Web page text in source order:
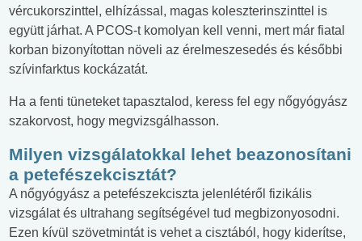
vércukorszinttel, elhízással, magas koleszterinszinttel is
együtt járhat. A PCOS-t komolyan kell venni, mert már fiatal
korban bizonyítottan növeli az érelmeszesedés és későbbi
szívinfarktus kockázatát.
Ha a fenti tüneteket tapasztalod, keress fel egy nőgyógyász
szakorvost, hogy megvizsgálhasson.
Milyen vizsgálatokkal lehet beazonosítani
a petefészekcisztát?
A nőgyógyász a petefészekciszta jelenlétéről fizikális
vizsgálat és ultrahang segítségével tud megbizonyosodni.
Ezen kívül szövetmintát is vehet a cisztából, hogy kiderítse,